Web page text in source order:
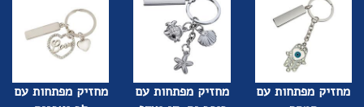
מחזיק מפתחות עם
מחזיק מפתחות עם
מחזיק מפתחות עם